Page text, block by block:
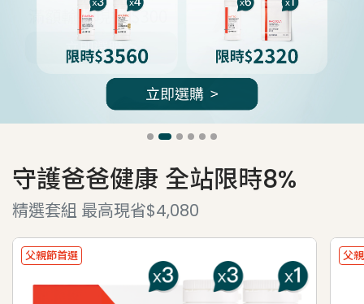
守護爸爸健康 全站限時8%
精選套組 最高現省$4,080
父親節首選 父